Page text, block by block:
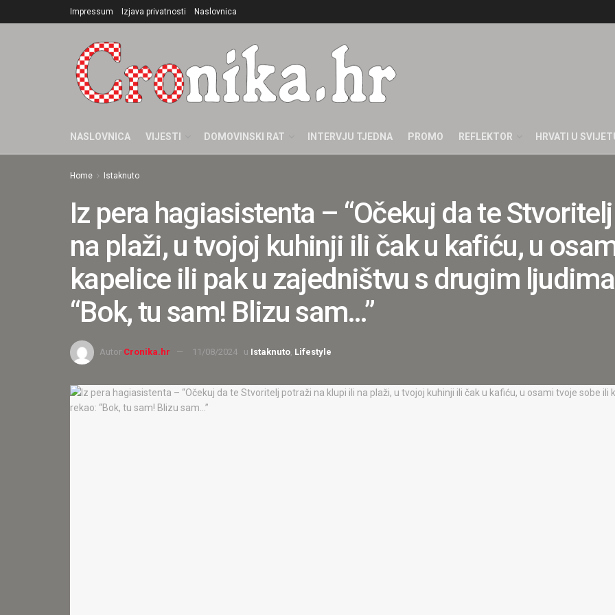
Impressum Izjava privatnosti Naslovnica
NASLOVNICA VIJESTI DOMOVINSKI RAT INTERVJU TJEDNA PROMO REFLEKTOR HRVATI U
Home Istaknuto
Iz pera hagiasistenta – “Očekuj da te
na plaži, u tvojoj kuhinji ili čak u kafiću, u
kapelice ili pak u zajedništvu s drugim
“Bok, tu sam! Blizu sam…”
Autor Cronika.hr 11/08/2024 u Istaknuto Lifestyle